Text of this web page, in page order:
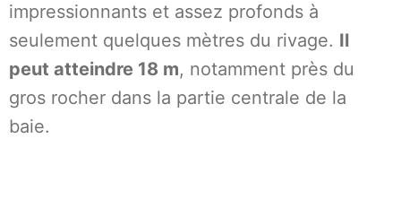
impressionnants et assez profonds à
seulement quelques mètres du rivage. Il
peut atteindre 18 m, notamment près du
gros rocher dans la partie centrale de la
baie.